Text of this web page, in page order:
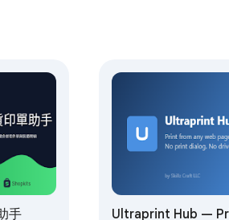
手 Ultraprint Hub —